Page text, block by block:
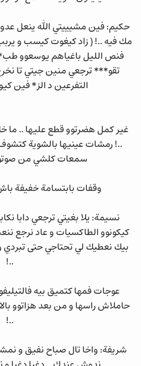
حكيم: فين مشيييتي الله ينعل
مك فيه ..! ( زاد كيغوت كيسب و
فنص الليل باغياهم يوسعوو
تقو*** ترجعي منين جيتي تا
التفرعين د الز* فين
غير كمل هضرتوو قطع عليها .. ما
..! رمشات عينيها بالشوية
سمعات كلشي من
وقفات بابتسامة خفيفة
نسيمة: يلا بغيتي ترجعي دابا
كيكونوو الطاكسيات و عاد نرجع
بيك نعطيك لي تحتاجي حتى تبردي و
..!
عوجات فمها كتميق بيه
حاملاش راسها و من بعد هزاتوو
..!
شريفة: واخا تال صباح نفيق و